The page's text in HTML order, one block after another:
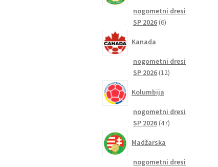
nogometni dresi
SP 2026 66
Kanada
nogometni dresi
SP 2026 1212
Kolumbija
nogometni dresi
SP 2026 4747
Madžarska
nogometni dresi